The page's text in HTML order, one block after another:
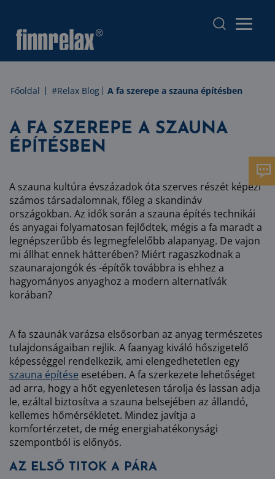
Főoldal #Relax Blog A fa szerepe a szauna építésben
A FA SZEREPE A SZAUNA
ÉPÍTÉSBEN
A szauna kultúra évszázadok óta szerves részét képezi
számos társadalomnak, főleg a skandináv
országokban. Az idők során a szauna építés technikái
és anyagai folyamatosan fejlődtek, mégis a fa maradt a
legnépszerűbb és legmegfelelőbb alapanyag. De vajon
mi állhat ennek hátterében? Miért ragaszkodnak a
szaunarajongók és -építők továbbra is ehhez a
hagyományos anyaghoz a modern alternatívák
korában?
A fa szaunák varázsa elsősorban az anyag természetes
tulajdonságaiban rejlik. A faanyag kiváló hőszigetelő
képességgel rendelkezik, ami elengedhetetlen egy
szauna építése esetében. A fa szerkezete lehetőséget
ad arra, hogy a hőt egyenletesen tárolja és lassan adja
le, ezáltal biztosítva a szauna belsejében az állandó,
kellemes hőmérsékletet. Mindez javítja a
komfortérzetet, de még energiahatékonysági
szempontból is előnyös.
AZ ELSŐ TITOK A PÁRA